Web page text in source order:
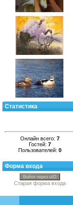
Статистика
Онлайн всего: 7
Гостей: 7
Пользователей: 0
Форма входа
Войти через uID
Старая форма входа